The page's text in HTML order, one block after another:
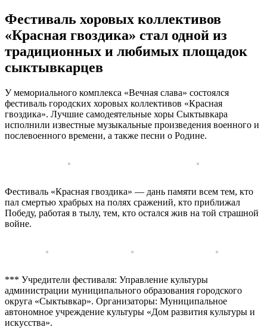
Фестиваль хоровых коллективов
«Красная гвоздика» стал одной из
традиционных и любимых площадок
сыктывкарцев
У мемориального комплекса «Вечная слава» состоялся
фестиваль городских хоровых коллективов «Красная
гвоздика». Лучшие самодеятельные хоры Сыктывкара
исполнили известные музыкальные произведения военного и
послевоенного времени, а также песни о Родине.
Фестиваль «Красная гвоздика» — дань памяти всем тем, кто
пал смертью храбрых на полях сражений, кто приближал
Победу, работая в тылу, тем, кто остался жив на той страшной
войне.
*** Учредители фестиваля: Управление культуры
администрации муниципального образования городского
округа «Сыктывкар». Организаторы: Муниципальное
автономное учреждение культуры «Дом развития культуры и
искусства».